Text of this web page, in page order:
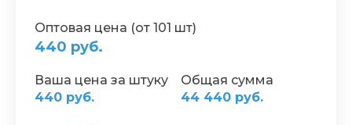
Оптовая цена (от 101 шт)
440 руб.
Ваша цена за штуку
440 руб.
Общая сумма
44 440 руб.